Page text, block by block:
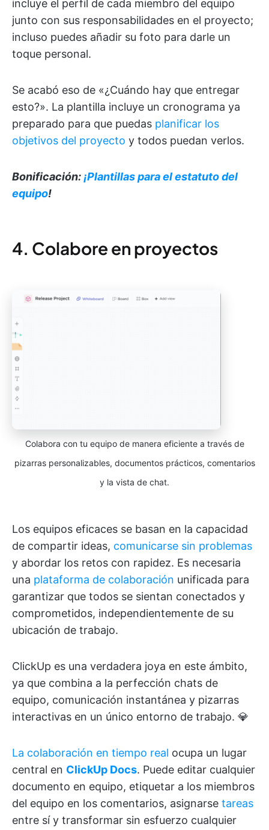
incluye el perfil de cada miembro del equipo
junto con sus responsabilidades en el proyecto;
incluso puedes añadir su foto para darle un
toque personal.
Se acabó eso de «¿Cuándo hay que entregar
esto?». La plantilla incluye un cronograma ya
preparado para que puedas planificar los
objetivos del proyecto y todos puedan verlos.
Bonificación:¡Plantillas para el estatuto del
equipo!
4. Colabore en proyectos
Colabora con tu equipo de manera eficiente a través de
pizarras personalizables, documentos prácticos, comentarios
y la vista de chat.
Los equipos eficaces se basan en la capacidad
de compartir ideas, comunicarse sin problemas
y abordar los retos con rapidez. Es necesaria
una plataforma de colaboración unificada para
garantizar que todos se sientan conectados y
comprometidos, independientemente de su
ubicación de trabajo.
ClickUp es una verdadera joya en este ámbito,
ya que combina a la perfección chats de
equipo, comunicación instantánea y pizarras
interactivas en un único entorno de trabajo. 💎
La colaboración en tiempo real ocupa un lugar
central en ClickUp Docs. Puede editar cualquier
documento en equipo, etiquetar a los miembros
del equipo en los comentarios, asignarse tareas
entre sí y transformar sin esfuerzo cualquier